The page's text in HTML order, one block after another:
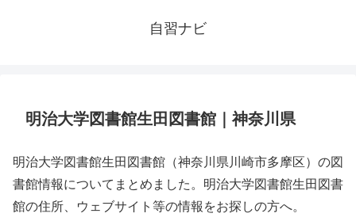
自習ナビ
明治大学図書館生田図書館｜神奈川県
明治大学図書館生田図書館（神奈川県川崎市多摩区）の図
書館情報についてまとめました。明治大学図書館生田図書
館の住所、ウェブサイト等の情報をお探しの方へ。